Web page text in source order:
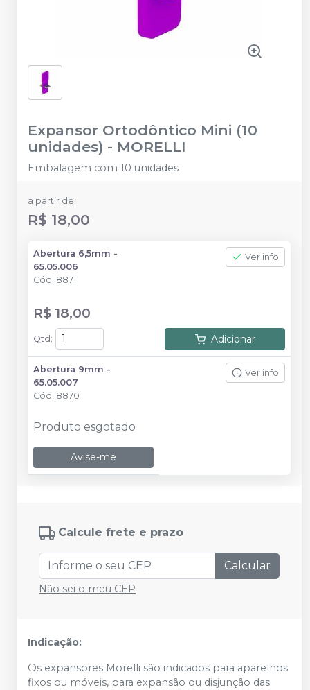
Expansor Ortodôntico Mini (10
unidades) - MORELLI
Embalagem com 10 unidades
a partir de:
R$ 18,00
Abertura 6,5mm -
65.05.006
Cód. 8871
Ver info
R$ 18,00
Qtd : Adicionar
Abertura 9mm -
65.05.007
Cód. 8870
Ver info
Produto esgotado
Avise-me
Calcule frete e prazo
Calcular
Não sei o meu CEP
Indicação:
Os expansores Morelli são indicados para aparelhos
fixos ou móveis, para expansão ou disjunção das